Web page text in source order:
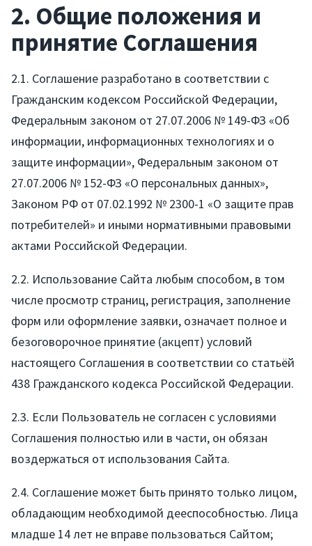
2. Общие положения и
принятие Соглашения
2.1. Соглашение разработано в соответствии с
Гражданским кодексом Российской Федерации,
Федеральным законом от 27.07.2006 № 149-ФЗ «Об
информации, информационных технологиях и о
защите информации», Федеральным законом от
27.07.2006 № 152-ФЗ «О персональных данных»,
Законом РФ от 07.02.1992 № 2300-1 «О защите прав
потребителей» и иными нормативными правовыми
актами Российской Федерации.
2.2. Использование Сайта любым способом, в том
числе просмотр страниц, регистрация, заполнение
форм или оформление заявки, означает полное и
безоговорочное принятие (акцепт) условий
настоящего Соглашения в соответствии со статьёй
438 Гражданского кодекса Российской Федерации.
2.3. Если Пользователь не согласен с условиями
Соглашения полностью или в части, он обязан
воздержаться от использования Сайта.
2.4. Соглашение может быть принято только лицом,
обладающим необходимой дееспособностью. Лица
младше 14 лет не вправе пользоваться Сайтом;